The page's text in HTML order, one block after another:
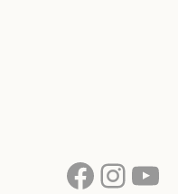
Facebook InstagramYouTube